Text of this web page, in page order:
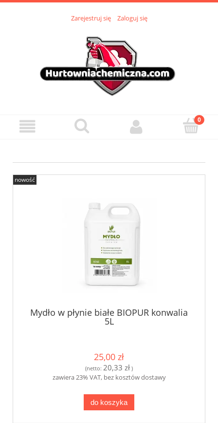
Zarejestruj się Zaloguj się
Mydło w płynie białe BIOPUR konwalia
5L
25,00 zł
(netto: 20,33 zł )
zawiera 23% VAT, bez kosztów dostawy
do koszyka
nowość